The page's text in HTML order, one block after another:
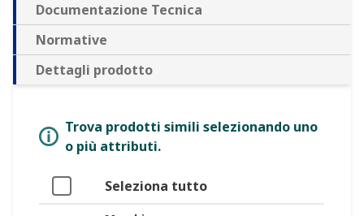
Documentazione Tecnica
Normative
Dettagli prodotto
Trova prodotti simili selezionando uno
o più attributi.
Seleziona tutto